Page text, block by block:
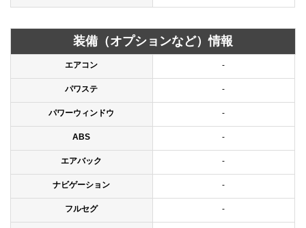
装備（オプションなど）情報
エアコン -
パワステ -
パワーウィンドウ -
ABS -
エアバック -
ナビゲーション -
フルセグ -